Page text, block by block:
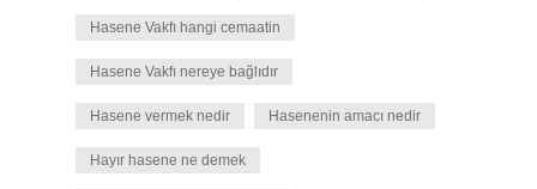
Hasene Vakfı hangi cemaatin
Hasene Vakfı nereye bağlıdır
Hasene vermek nedir Hasenenin amacı nedir
Hayır hasene ne demek